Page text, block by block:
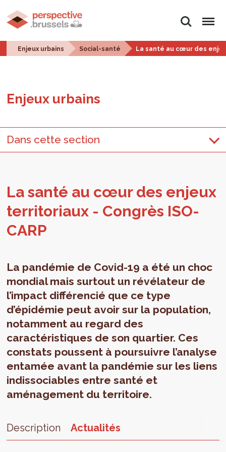
Rechercher
Menu
Enjeux urbains Social-santé La santé au cœur des
Enjeux urbains
Dans cette section
La santé au cœur des enjeux
ter­ri­to­riaux - Congrès ISO­
CARP
La pandémie de Covid-19 a été un choc
mondial mais surtout un révélateur de
l’impact différencié que ce type
d’épidémie peut avoir sur la population,
notamment au regard des
caractéristiques de son quartier. Ces
constats poussent à poursuivre l’analyse
entamée avant la pandémie sur les liens
indissociables entre santé et
aménagement du territoire.
Description Actualités